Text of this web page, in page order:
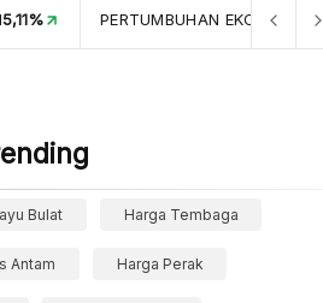
PERTUMBUHAN EKONOMI (YOY) (Q1)
Bulat Harga Tembaga
Antam Harga Perak